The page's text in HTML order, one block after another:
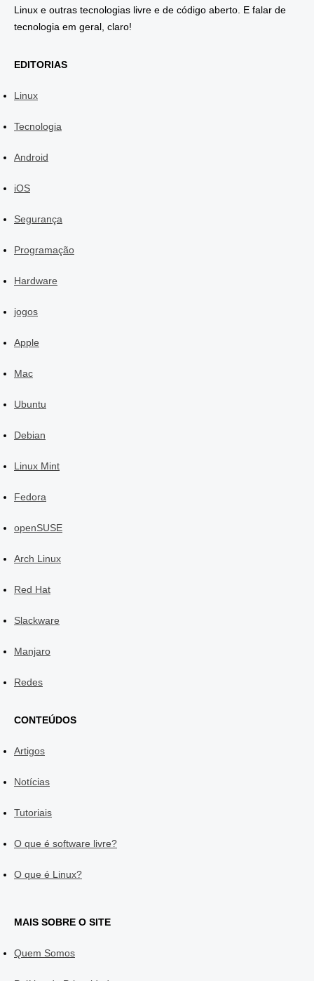
Linux e outras tecnologias livre e de código aberto. E falar de
tecnologia em geral, claro!
EDITORIAS
Linux
Tecnologia
Android
iOS
Segurança
Programação
Hardware
jogos
Apple
Mac
Ubuntu
Debian
Linux Mint
Fedora
openSUSE
Arch Linux
Red Hat
Slackware
Manjaro
Redes
CONTEÚDOS
Artigos
Notícias
Tutoriais
O que é software livre?
O que é Linux?
MAIS SOBRE O SITE
Quem Somos